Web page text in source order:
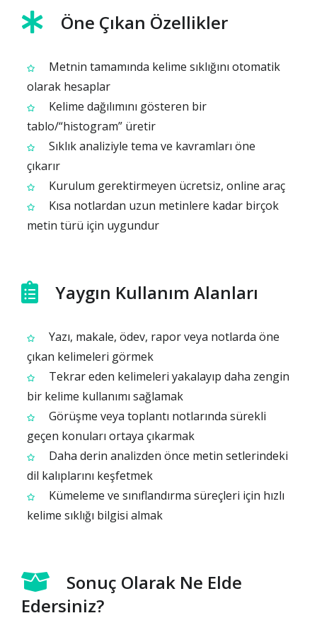
Öne Çıkan Özellikler
Metnin tamamında kelime sıklığını otomatik
olarak hesaplar
Kelime dağılımını gösteren bir
tablo/“histogram” üretir
Sıklık analiziyle tema ve kavramları öne
çıkarır
Kurulum gerektirmeyen ücretsiz, online araç
Kısa notlardan uzun metinlere kadar birçok
metin türü için uygundur
Yaygın Kullanım Alanları
Yazı, makale, ödev, rapor veya notlarda öne
çıkan kelimeleri görmek
Tekrar eden kelimeleri yakalayıp daha zengin
bir kelime kullanımı sağlamak
Görüşme veya toplantı notlarında sürekli
geçen konuları ortaya çıkarmak
Daha derin analizden önce metin setlerindeki
dil kalıplarını keşfetmek
Kümeleme ve sınıflandırma süreçleri için hızlı
kelime sıklığı bilgisi almak
Sonuç Olarak Ne Elde
Edersiniz?